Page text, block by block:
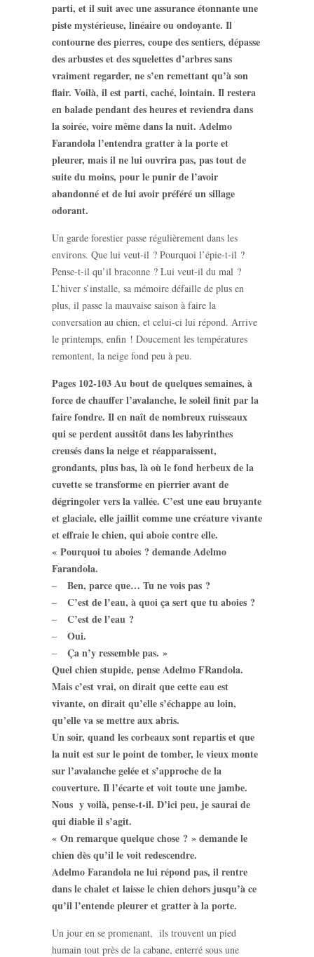
parti, et il suit avec une assurance étonnante une
piste mystérieuse, linéaire ou ondoyante. Il
contourne des pierres, coupe des sentiers, dépasse
des arbustes et des squelettes d’arbres sans
vraiment regarder, ne s’en remettant qu’à son
flair. Voilà, il est parti, caché, lointain. Il restera
en balade pendant des heures et reviendra dans
la soirée, voire même dans la nuit. Adelmo
Farandola l’entendra gratter à la porte et
pleurer, mais il ne lui ouvrira pas, pas tout de
suite du moins, pour le punir de l’avoir
abandonné et de lui avoir préféré un sillage
odorant.
Un garde forestier passe régulièrement dans les
environs. Que lui veut-il ? Pourquoi l’épie-t-il ?
Pense-t-il qu’il braconne ? Lui veut-il du mal ?
L’hiver s’installe, sa mémoire défaille de plus en
plus, il passe la mauvaise saison à faire la
conversation au chien, et celui-ci lui répond. Arrive
le printemps, enfin ! Doucement les températures
remontent, la neige fond peu à peu.
Pages 102-103 Au bout de quelques semaines, à
force de chauffer l’avalanche, le soleil finit par la
faire fondre. Il en naît de nombreux ruisseaux
qui se perdent aussitôt dans les labyrinthes
creusés dans la neige et réapparaissent,
grondants, plus bas, là où le fond herbeux de la
cuvette se transforme en pierrier avant de
dégringoler vers la vallée. C’est une eau bruyante
et glaciale, elle jaillit comme une créature vivante
et effraie le chien, qui aboie contre elle.
« Pourquoi tu aboies ? demande Adelmo
Farandola.
– Ben, parce que… Tu ne vois pas ?
– C’est de l’eau, à quoi ça sert que tu aboies ?
– C’est de l’eau ?
– Oui.
– Ça n’y ressemble pas. »
Quel chien stupide, pense Adelmo FRandola.
Mais c’est vrai, on dirait que cette eau est
vivante, on dirait qu’elle s’échappe au loin,
qu’elle va se mettre aux abris.
Un soir, quand les corbeaux sont repartis et que
la nuit est sur le point de tomber, le vieux monte
sur l’avalanche gelée et s’approche de la
couverture. Il l’écarte et voit toute une jambe.
Nous y voilà, pense-t-il. D’ici peu, je saurai de
qui diable il s’agit.
« On remarque quelque chose ? » demande le
chien dès qu’il le voit redescendre.
Adelmo Farandola ne lui répond pas, il rentre
dans le chalet et laisse le chien dehors jusqu’à ce
qu’il l’entende pleurer et gratter à la porte.
Un jour en se promenant, ils trouvent un pied
humain tout près de la cabane, enterré sous une